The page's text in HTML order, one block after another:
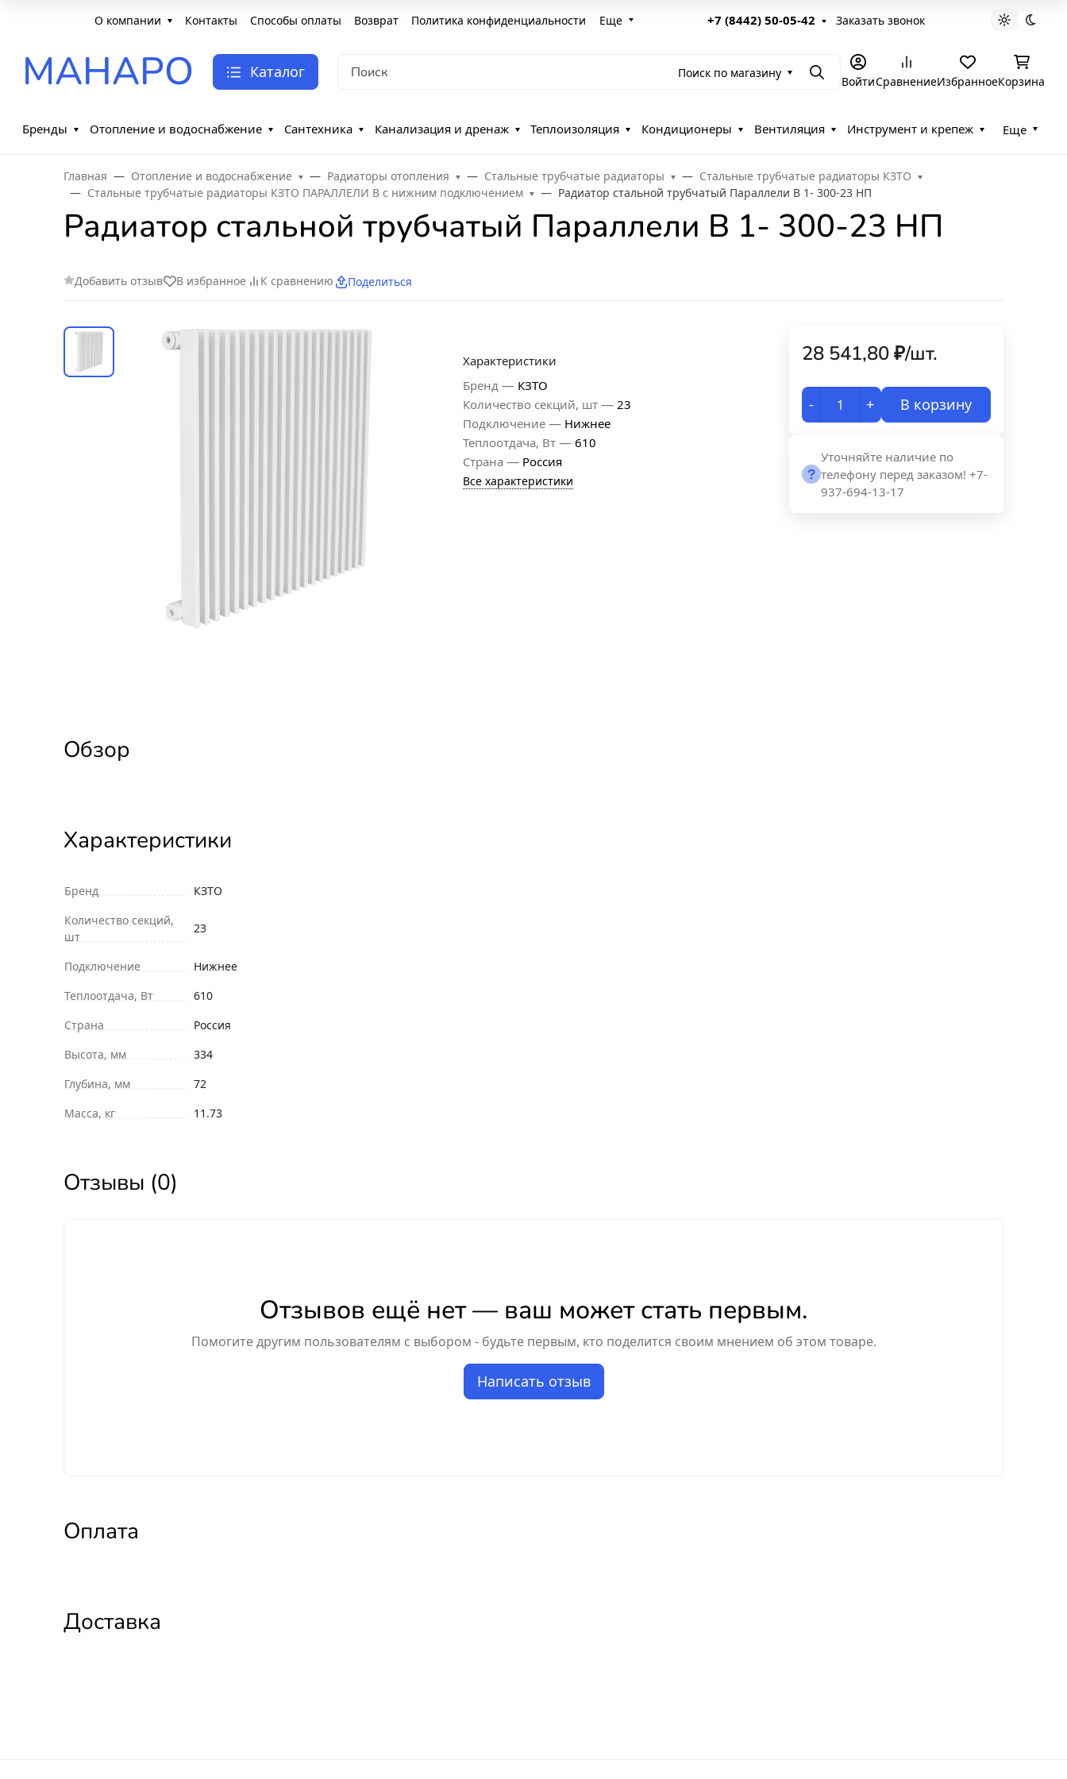
О компании Контакты Способы оплаты Возврат Политика конфиденциальности Еще +7 (8442) 50-05-42 Заказать звонок Светлая
МАНАРО Каталог Поиск по магазину ПоискВойтиСравнениеИзбранноеКорзина
Бренды Отопление и водоснабжение Сантехника Канализация и дренаж Теплоизоляция Кондиционеры Вентиляция Инструмент и крепеж Еще
Главная Отопление и водоснабжение Радиаторы отопления Стальные трубчатые радиаторы
Стальные трубчатые радиаторы КЗТО
Стальные трубчатые радиаторы КЗТО ПАРАЛЛЕЛИ В с нижним подключением
Радиатор стальной трубчатый Параллели В 1- 300-23 НП
Радиатор стальной трубчатый Параллели В 1- 300-23 НП
Добавить отзыв В избранное К сравнению Поделиться
Характеристики
Бренд — КЗТО
Количество секций, шт — 23
Подключение — Нижнее
Теплоотдача, Вт — 610
Страна — Россия
Все характеристики
28 541,80₽/шт.
- + В корзину
Уточняйте наличие по
телефону перед заказом! +7-
937-694-13-17
Обзор
Характеристики
Бренд
КЗТО
Количество секций,
шт
23
Подключение
Нижнее
Теплоотдача, Вт
610
Страна
Россия
Высота, мм
334
Глубина, мм
72
Масса, кг
11.73
Отзывы (0)
Отзывов ещё нет — ваш может стать первым.
Помогите другим пользователям с выбором - будьте первым, кто поделится своим мнением об этом товаре.
Написать отзыв
Оплата
Доставка